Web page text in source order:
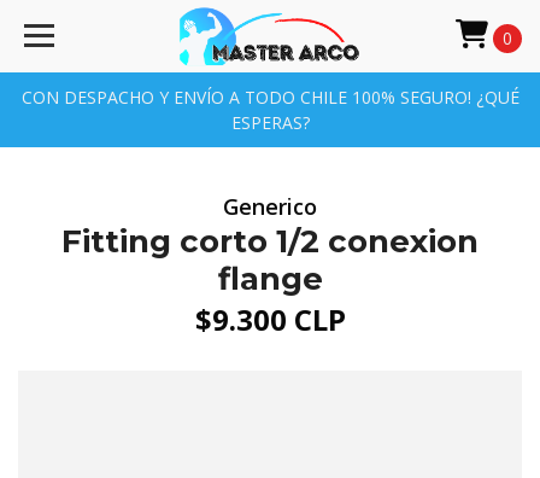
CON DESPACHO Y ENVÍO A TODO CHILE 100% SEGURO! ¿QUÉ
ESPERAS?
0
Generico
Fitting corto 1/2 conexion
flange
$9.300 CLP